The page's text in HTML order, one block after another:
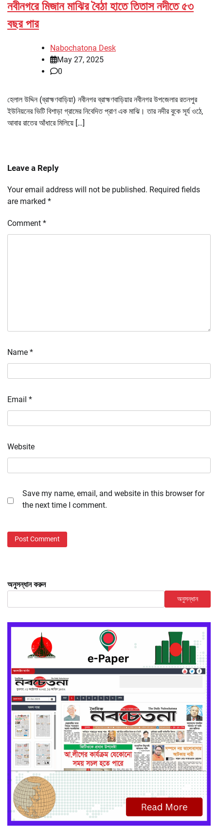
নবীনগরে মিজান মাঝির বৈঠা হাতে তিতাস নদীতে ৫৩
বছর পার
Nabochatona Desk
May 27, 2025
0
হেলাল উদ্দিন (ব্রাহ্মণবাড়িয়া) নবীনগর ব্রাহ্মণবাড়িয়ার নবীনগর উপজেলার রতনপুর
ইউনিয়নের ভিটি বিশাড়া গ্রামের নিবেদিত প্রাণ এক মাঝি। তার নদীর বুকে সূর্য ওঠে,
আবার রাতের আঁধারে মিলিয়ে […]
Leave a Reply
Your email address will not be published. Required fields
are marked *
Comment *
Name *
Email *
Website
Save my name, email, and website in this browser for
the next time I comment.
অনুসন্ধান করুন
অনুসন্ধান